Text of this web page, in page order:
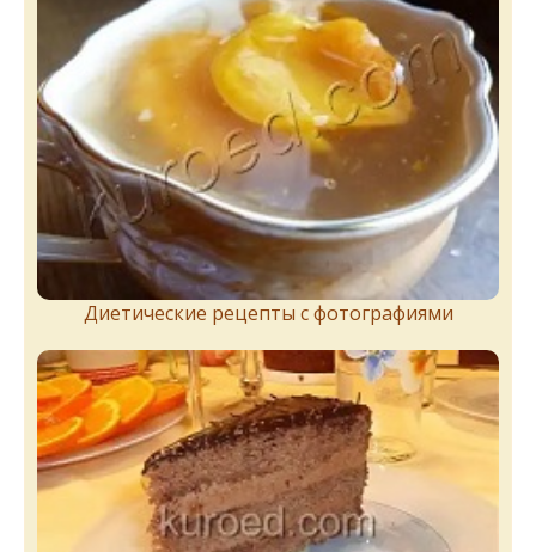
Диетические рецепты с фотографиями